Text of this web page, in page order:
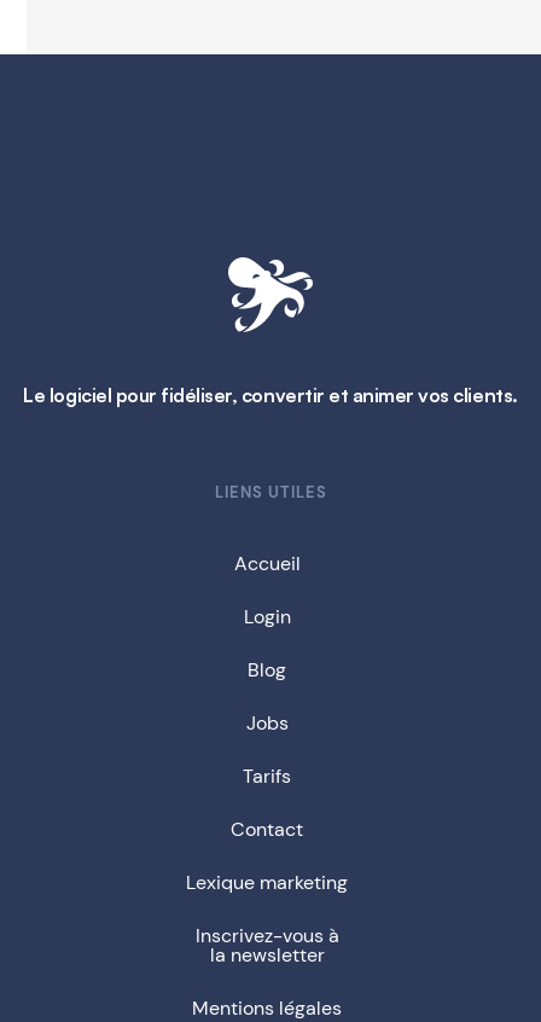
Le logiciel pour fidéliser, convertir et animer vos clients.
LIENS UTILES
Accueil
Login
Blog
Jobs
Tarifs
Contact
Lexique marketing
Inscrivez-vous à
la newsletter
Mentions légales